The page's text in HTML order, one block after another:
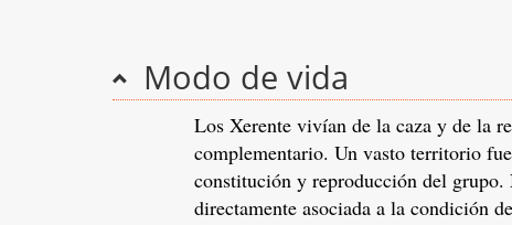
Modo de vida
Los Xerente vivían de la caza y de la
complementario. Un vasto territorio
constitución y reproducción del
directamente asociada a la condición